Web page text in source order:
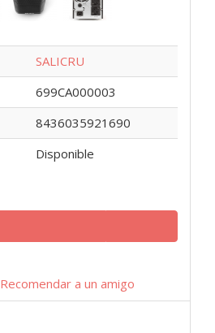
SALICRU
699CA000003
8436035921690
Disponible
Recomendar a un amigo